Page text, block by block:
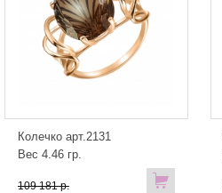
Колечко арт.2131
Вес 4.46 гр.
109 181 р.